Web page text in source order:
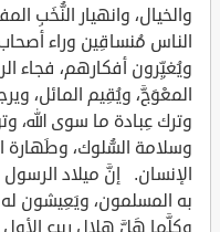
والخيال، وانهيار النُّخَبِ
الناس مُنساقِين وراء
ويُغيِّرون أفكارهم، فجاء
المعْوَجَّ، ويُقِيم المائل،
وترك عِبادة ما سوى الله،
وسلامة السُّلوك، وطَهارة
الإنسان. إنَّ ميلاد
به المسلمون، ويَعِيشون